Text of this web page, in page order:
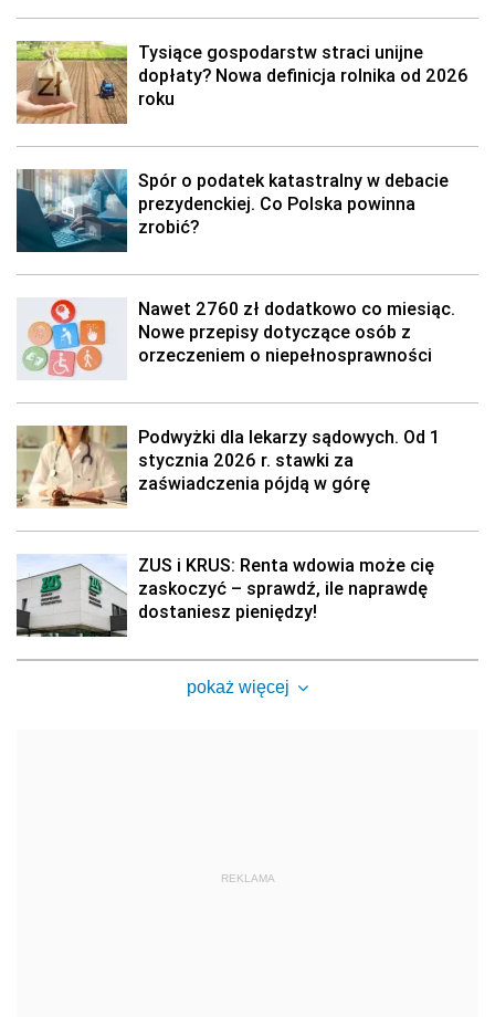
Tysiące gospodarstw straci unijne
dopłaty? Nowa definicja rolnika od 2026
roku
Spór o podatek katastralny w debacie
prezydenckiej. Co Polska powinna
zrobić?
Nawet 2760 zł dodatkowo co miesiąc.
Nowe przepisy dotyczące osób z
orzeczeniem o niepełnosprawności
Podwyżki dla lekarzy sądowych. Od 1
stycznia 2026 r. stawki za
zaświadczenia pójdą w górę
ZUS i KRUS: Renta wdowia może cię
zaskoczyć – sprawdź, ile naprawdę
dostaniesz pieniędzy!
pokaż więcej
REKLAMA